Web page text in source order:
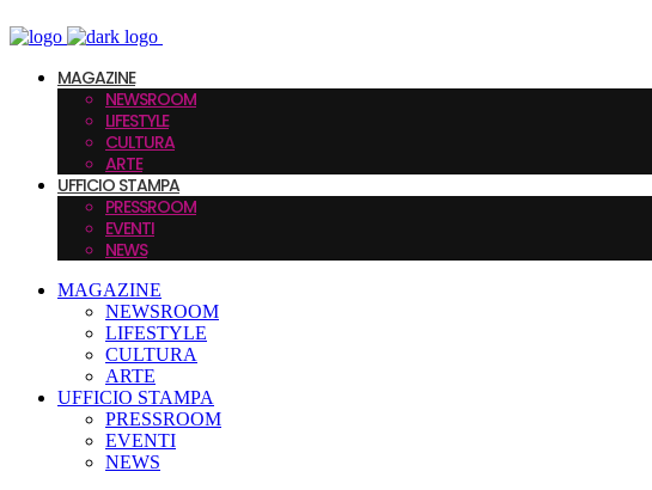
MAGAZINE
NEWSROOM
LIFESTYLE
CULTURA
ARTE
UFFICIO STAMPA
PRESSROOM
EVENTI
NEWS
MAGAZINE
NEWSROOM
LIFESTYLE
CULTURA
ARTE
UFFICIO STAMPA
PRESSROOM
EVENTI
NEWS